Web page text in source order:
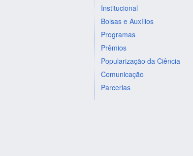
Institucional
Bolsas e Auxílios
Programas
Prêmios
Popularização da Ciência
Comunicação
Parcerias